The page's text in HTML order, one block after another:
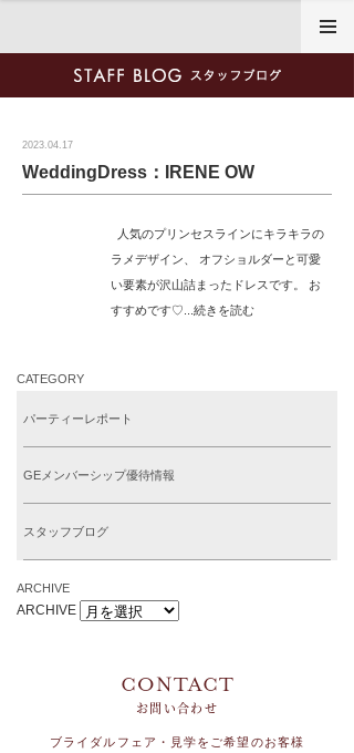
2023.04.17
WeddingDress：IRENE OW
人気のプリンセスラインにキラキラの
ラメデザイン、 オフショルダーと可愛
い要素が沢山詰まったドレスです。 お
すすめです♡...続きを読む
CATEGORY
パーティーレポート
GEメンバーシップ優待情報
スタッフブログ
ARCHIVE
ARCHIVE
お問い合わせ
ブライダルフェア・見学をご希望のお客様